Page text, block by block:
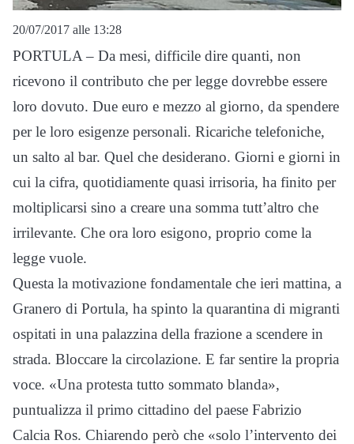
20/07/2017 alle 13:28
PORTULA – Da mesi, difficile dire quanti, non
ricevono il contributo che per legge dovrebbe essere
loro dovuto. Due euro e mezzo al giorno, da spendere
per le loro esigenze personali. Ricariche telefoniche,
un salto al bar. Quel che desiderano. Giorni e giorni in
cui la cifra, quotidiamente quasi irrisoria, ha finito per
moltiplicarsi sino a creare una somma tutt’altro che
irrilevante. Che ora loro esigono, proprio come la
legge vuole.
Questa la motivazione fondamentale che ieri mattina, a
Granero di Portula, ha spinto la quarantina di migranti
ospitati in una palazzina della frazione a scendere in
strada. Bloccare la circolazione. E far sentire la propria
voce. «Una protesta tutto sommato blanda»,
puntualizza il primo cittadino del paese Fabrizio
Calcia Ros. Chiarendo però che «solo l’intervento dei